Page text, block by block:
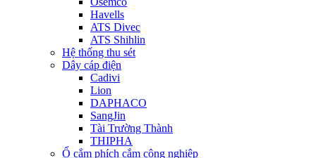
Havells
ATS Divec
ATS Shihlin
Hệ thống thu sét
Dây cáp điện
Cadivi
Lion
DAPHACO
SangJin
Tài Trường Thành
THIPHA
Ổ cắm phích cắm công nghiệp